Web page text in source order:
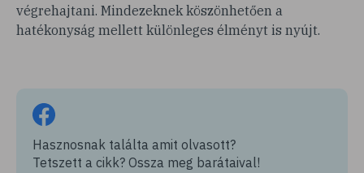
végrehajtani. Mindezeknek köszönhetően a
hatékonyság mellett különleges élményt is nyújt.
Hasznosnak találta amit olvasott?
Tetszett a cikk? Ossza meg barátaival!